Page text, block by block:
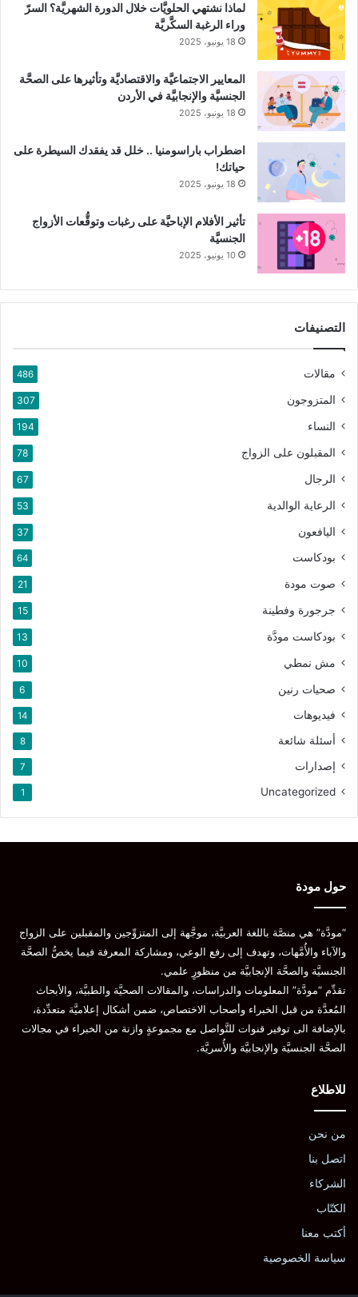
لماذا نشتهي الحلويَّات خلال الدورة الشهريَّة؟ السرّ
وراء الرغبة السكَّريَّة
18 يونيو، 2025
المعايير الاجتماعيَّة والاقتصاديَّة وتأثيرها على الصحَّة
الجنسيَّة والإنجابيَّة في الأردن
18 يونيو، 2025
اضطراب باراسومنيا .. خلل قد يفقدك السيطرة على
حياتك!
18 يونيو، 2025
تأثير الأفلام الإباحيَّة على رغبات وتوقُّعات الأزواج
الجنسيَّة
10 يونيو، 2025
التصنيفات
مقالات 486
المتزوجون 307
النساء 194
المقبلون على الزواج 78
الرجال 67
الرعاية الوالدية 53
اليافعون 37
بودكاست 64
صوت مودة 21
جرجورة وفطينة 15
بودكاست مودَّة 13
مش نمطي 10
صحيات رنين 6
فيديوهات 14
أسئلة شائعة 8
إصدارات 7
Uncategorized
1
حول مودة
“مودَّة” هي منصَّة باللغة العربيَّة، موجَّهة إلى المتزوِّجين والمقبلين على الزواج
والآباء والأُمَّهات، وتهدف إلى رفع الوعي، ومشاركة المعرفة فيما يخصُّ الصحَّة
الجنسيَّة والصحَّة الإنجابيَّة من منظورٍ علمي.
تقدِّم “مودَّة” المعلومات والدراسات، والمقالات الصحيَّة والطبيَّة، والأبحاث
المُعدَّة من قبل الخبراء وأصحاب الاختصاص، ضمن أشكال إعلاميَّة متعدِّدة،
بالإضافة الى توفير قنوات للتَّواصل مع مجموعةٍ وازنة من الخبراء في مجالات
الصحَّة الجنسيَّة والإنجابيَّة والأُسريَّة.
للاطلاع
من نحن
اتصل بنا
الشركاء
الكتّاب
أكتب معنا
سياسة الخصوصية